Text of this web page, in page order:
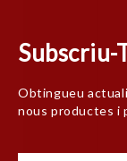
Obtingueu
nous productes i